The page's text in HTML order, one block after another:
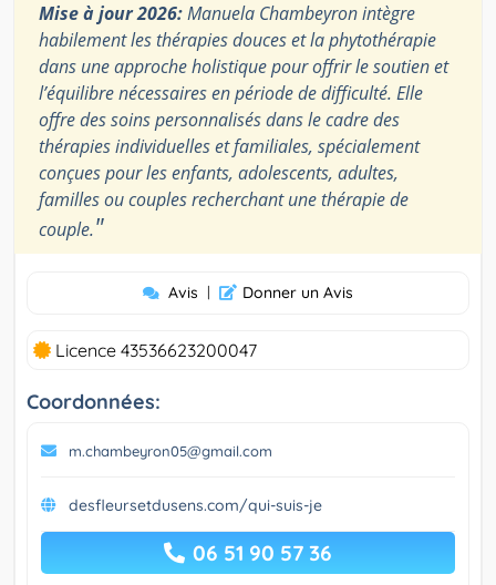
Mise à jour 2026:Manuela Chambeyron intègre
habilement les thérapies douces et la phytothérapie
dans une approche holistique pour offrir le soutien et
l’équilibre nécessaires en période de difficulté. Elle
offre des soins personnalisés dans le cadre des
thérapies individuelles et familiales, spécialement
conçues pour les enfants, adolescents, adultes,
familles ou couples recherchant une thérapie de
couple."
Avis | Donner un Avis
Licence 43536623200047
Coordonnées:
m.chambeyron05@gmail.com
desfleursetdusens.com/qui-suis-je
06 51 90 57 36